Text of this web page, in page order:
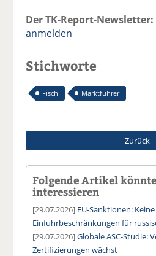
Der TK-Report-Newsletter:
anmelden
Stichworte
Fisch Marktführer
Zurück
Folgende Artikel
interessieren
[29.07.2026] EU-Sanktionen: Keine
Einfuhrbeschränkungen für
[29.07.2026]Globale ASC-Studie:
Zertifizierungen wächst